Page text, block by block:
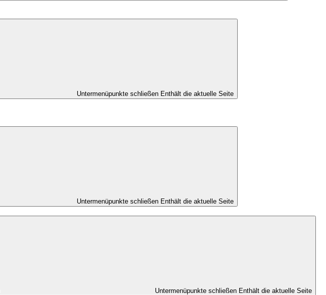
Untermenüpunkte schließen Enthält die aktuelle Seite
Untermenüpunkte schließen Enthält die aktuelle Seite
Untermenüpunkte schließen Enthält die aktuelle Seite